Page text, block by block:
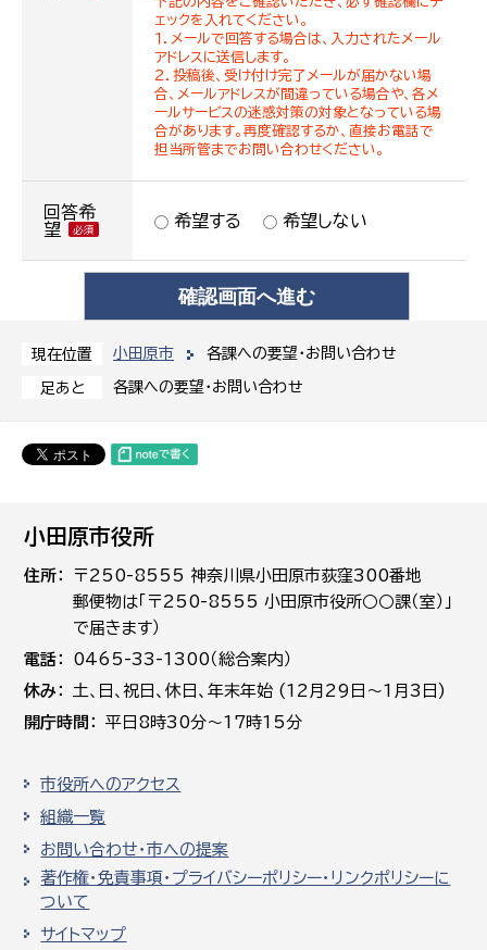
現在位置 小田原市 各課への要望・お問い合わせ
足あと 各課への要望・お問い合わせ
ェックを入れてください。
１．メールで回答する場合は、入力されたメール
アドレスに送信します。
２．投稿後、受け付け完了メールが届かない場
合、メールアドレスが間違っている場合や、各メ
ールサービスの迷惑対策の対象となっている場
合があります。再度確認するか、直接お電話で
担当所管までお問い合わせください。
回答希
望
希望する 希望しない
小田原市役所
住所
〒250-8555 神奈川県小田原市荻窪300番地
郵便物は「〒250-8555 小田原市役所○○課（室）」
で届きます）
電話
0465-33-1300（総合案内）
休み
土､日､祝日、休日、年末年始 (12月29日～1月3日)
開庁時間
平日8時30分～17時15分
市役所へのアクセス
組織一覧
お問い合わせ・市への提案
著作権・免責事項・プライバシーポリシー・リンクポリシーに
ついて
サイトマップ